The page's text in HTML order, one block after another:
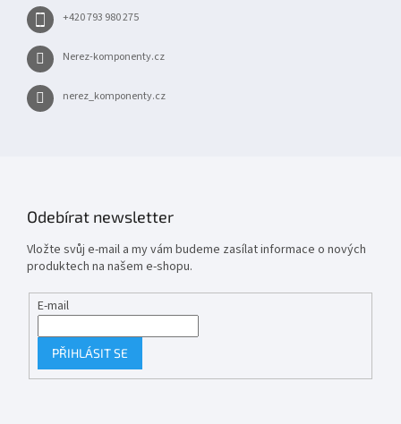
+420 793 980 275
Nerez-komponenty.cz
nerez_komponenty.cz
Odebírat newsletter
Vložte svůj e-mail a my vám budeme zasílat informace o nových
produktech na našem e-shopu.
E-mail
PŘIHLÁSIT SE